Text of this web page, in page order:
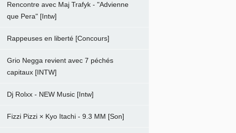
Rencontre avec Maj Trafyk - "Advienne
que Pera" [Intw]
Rappeuses en liberté [Concours]
Grio Negga revient avec 7 péchés
capitaux [INTW]
Dj Rolxx - NEW Music [Intw]
Fizzi Pizzi × Kyo Itachi - 9.3 MM [Son]